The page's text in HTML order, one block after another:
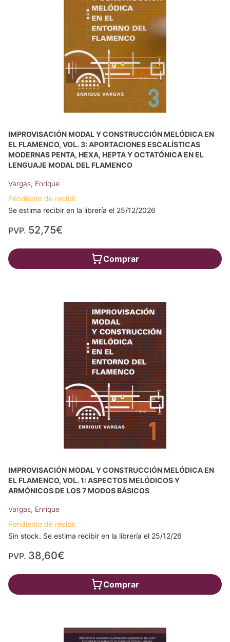
IMPROVISACIÓN MODAL Y CONSTRUCCIÓN MELÓDICA EN
EL FLAMENCO, VOL. 3: APORTACIONES ESCALÍSTICAS
MODERNAS PENTA, HEXA, HEPTA Y OCTATÓNICA EN EL
LENGUAJE MODAL DEL FLAMENCO
Vargas, Enrique
Pendiente de recibir
Se estima recibir en la librería el 25/12/2026
PVP. 52,75€
Comprar
IMPROVISACIÓN MODAL Y CONSTRUCCIÓN MELÓDICA EN
EL FLAMENCO, VOL. 1: ASPECTOS MELÓDICOS Y
ARMÓNICOS DE LOS 7 MODOS BÁSICOS
Vargas, Enrique
Pendiente de recibir
Sin stock. Se estima recibir en la librería el 25/12/26
PVP. 38,60€
Comprar